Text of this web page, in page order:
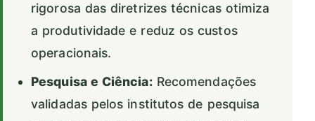
rigorosa das diretrizes técnicas otimiza
a produtividade e reduz os custos
operacionais.
Pesquisa e Ciência:Recomendações
validadas pelos institutos de pesquisa